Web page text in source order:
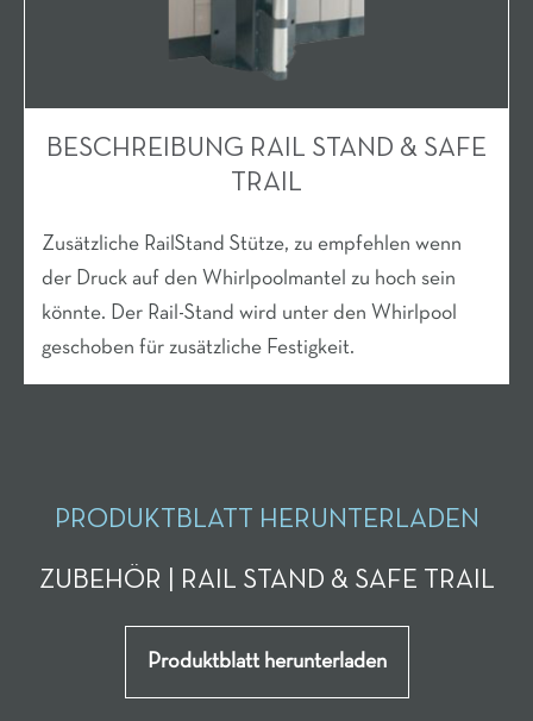
BESCHREIBUNG RAIL STAND & SAFE
TRAIL
Zusätzliche RailStand Stütze, zu empfehlen wenn
der Druck auf den Whirlpoolmantel zu hoch sein
könnte. Der Rail-Stand wird unter den Whirlpool
geschoben für zusätzliche Festigkeit.
PRODUKTBLATT HERUNTERLADEN
ZUBEHÖR | RAIL STAND & SAFE TRAIL
Produktblatt herunterladen